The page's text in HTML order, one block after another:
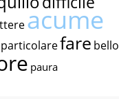
acume
particolarefare bello
paura